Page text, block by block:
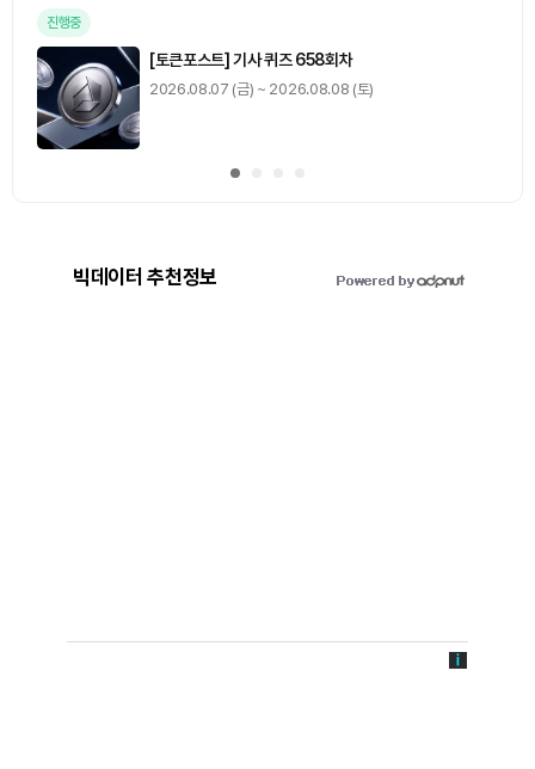
진행중
[토큰포스트] 기사 퀴즈 658회차
2026.08.07 (금) ~ 2026.08.08 (토)
빅데이터 추천정보